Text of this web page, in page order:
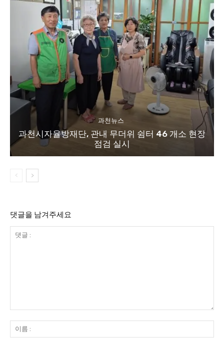
과천뉴스
과천시자율방재단, 관내 무더위 쉼터 46 개소 현장
점검 실시
댓글을 남겨주세요
:
름